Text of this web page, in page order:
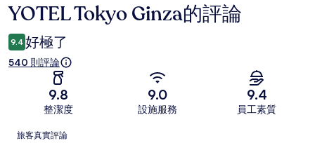
評
論
YOTEL Tokyo Ginza的評論
9.4 好極了
540 則評論
9.8
整潔度
9.0
設施服務
9.4
員工素質
評
旅客真實評論